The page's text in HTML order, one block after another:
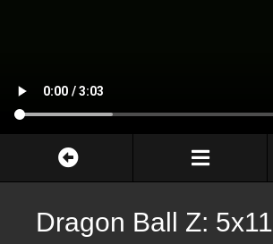
Dragon Ball Z: 5x11